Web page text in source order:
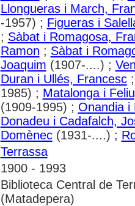
Llongueras i March,
-1957) ; Figueras i
; Sàbat i Romagosa,
Ramon ; Sàbat i
Joaquim (1907-....) ;
Duran i Ullés, Francesc
1985) ; Matalonga i
(1909-1995) ; Onandia i
Donadeu i Cadafalch,
Domènec(1931-....) ;
Terrassa
1900 - 1993
Biblioteca Central de
(Matadepera)